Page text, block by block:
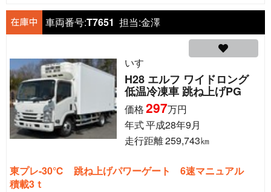
車両番号:T7651 担当:金澤
いすゞ
H28 エルフ ワイドロング
低温冷凍車 跳ね上げPG
価格297万円
年式平成28年9月
走行距離259,743㎞
東プレ-30℃ 跳ね上げパワーゲート 6速マニュアル
積載3ｔ